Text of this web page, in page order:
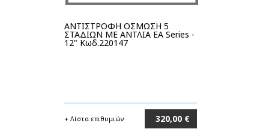
ΑΝΤΙΣΤΡΟΦΗ ΟΣΜΩΣΗ 5
ΣΤΑΔΙΩΝ ΜΕ ΑΝΤΛΙΑ EA Series -
12" Κωδ.220147
+ Λίστα επιθυμιών 320,00 €